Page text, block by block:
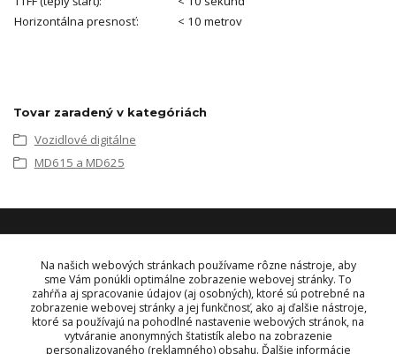
Horizontálna presnosť:
< 10 metrov
Tovar zaradený v kategóriách
Vozidlové digitálne
MD615 a MD625
KONTAKT
OBJEDNÁVKY A INFORMÁCIE
+421 948 229 224
info@vysielacky.com
Na našich webových stránkach používame rôzne nástroje, aby
sme Vám ponúkli optimálne zobrazenie webovej stránky. To
zahŕňa aj spracovanie údajov (aj osobných), ktoré sú potrebné na
zobrazenie webovej stránky a jej funkčnosť, ako aj ďalšie nástroje,
ktoré sa používajú na pohodlné nastavenie webových stránok, na
vytváranie anonymných štatistík alebo na zobrazenie
personalizovaného (reklamného) obsahu. Ďalšie informácie